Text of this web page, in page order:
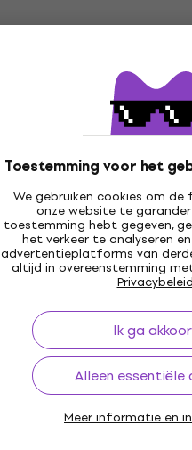
Toestemming voor het
We gebruiken cookies om
onze website te
toestemming hebt gegeven,
het verkeer te analyseren
advertentieplatforms van
altijd in overeenstemming
Ik ga
Alleen essentiële
Meer informatie en